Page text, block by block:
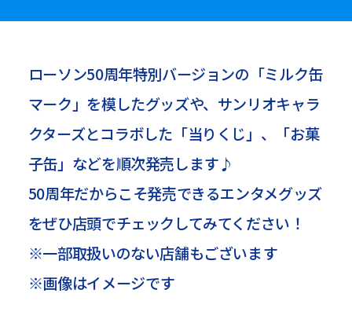
ローソン50周年特別バージョンの「ミルク缶
マーク」を模したグッズや、サンリオキャラ
クターズとコラボした「当りくじ」、「お菓
子缶」などを順次発売します♪
50周年だからこそ発売できるエンタメグッズ
をぜひ店頭でチェックしてみてください！
※一部取扱いのない店舗もございます
※画像はイメージです